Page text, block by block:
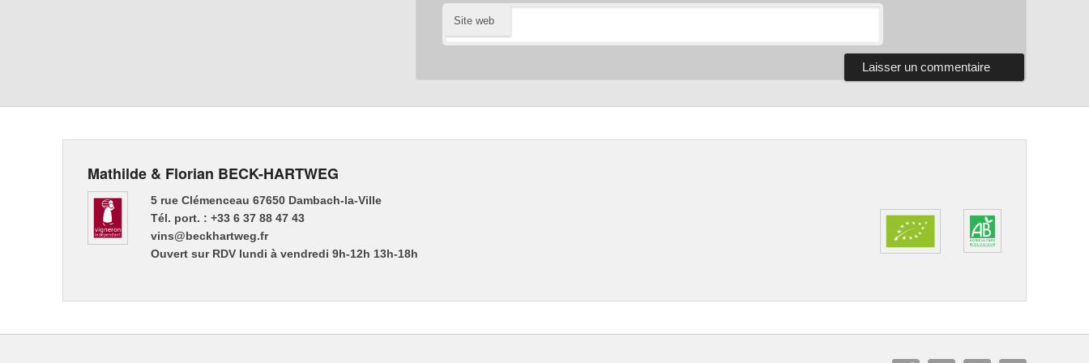
Site web
Mathilde & Florian BECK-HARTWEG
5 rue Clémenceau 67650 Dambach-la-Ville
Tél. port. : +33 6 37 88 47 43
vins@beckhartweg.fr
Ouvert sur RDV lundi à vendredi 9h-12h 13h-18h